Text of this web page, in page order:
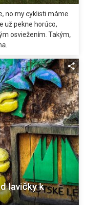
no my cyklisti máme
už pekne horúco,
osviežením. Takým,
lavičky k